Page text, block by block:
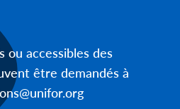
accessibles des
être demandés à